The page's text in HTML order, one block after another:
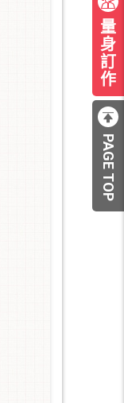
量
身
訂
作
PAGE TOP